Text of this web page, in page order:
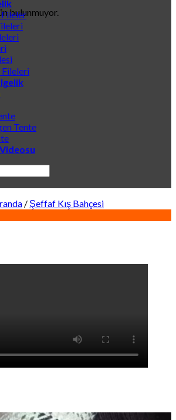
bulunmuyor.
Tente
/ Şeffaf Kış Bahçesi